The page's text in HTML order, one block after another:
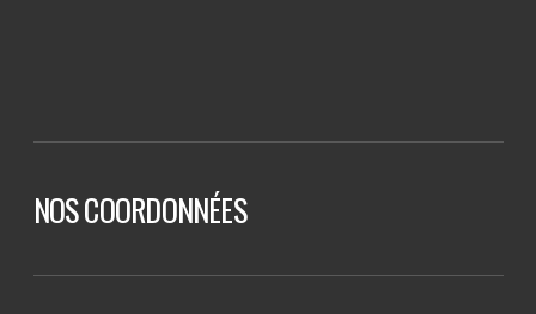
NOS COORDONNÉES